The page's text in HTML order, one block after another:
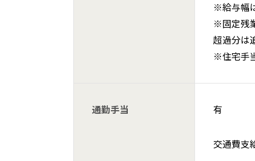
※給与幅
※固定残
超過分は
※住宅手
通勤手当 有
交通費支